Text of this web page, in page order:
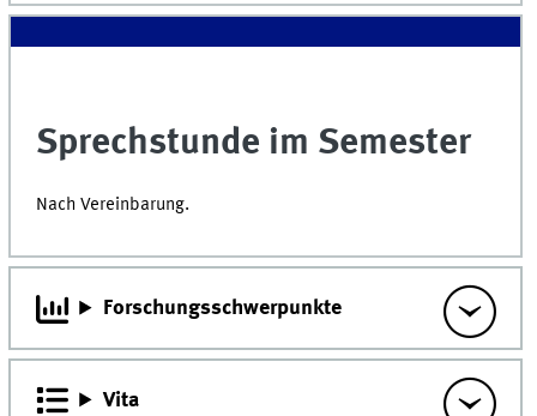
Sprechstunde im Semester
Nach Vereinbarung.
Forschungsschwerpunkte
Vita